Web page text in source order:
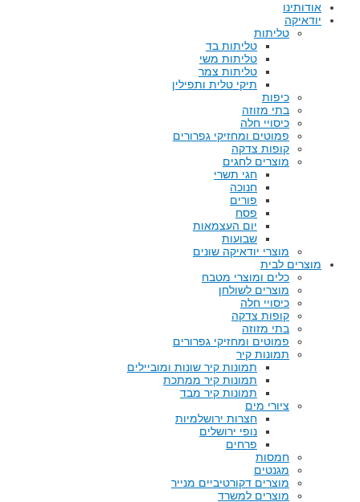
אודותינו
יודאיקה
טליתות
טליתות בד
טליתות משי
טליתות צמר
תיקי טלית ותפילין
כיפות
בתי מזוזה
כיסויי חלה
פמוטים ומחזיקי גפרורים
קופות צדקה
מוצרים לחגים
חגי תשרי
חנוכה
פורים
פסח
יום העצמאות
שבועות
מוצרי יודאיקה שונים
מוצרים לבית
כלים ומוצרי מטבח
מוצרים לשולחן
כיסויי חלה
קופות צדקה
בתי מזוזה
פמוטים ומחזיקי גפרורים
תמונות קיר
תמונות קיר שונות ומוביילים
תמונות קיר ממתכת
תמונות קיר מבד
ציורי מים
חצרות ירושלמיות
נופי ירושלים
פרחים
חמסות
מגנטים
מוצרים דקורטיביים מנייר
מוצרים למשרד